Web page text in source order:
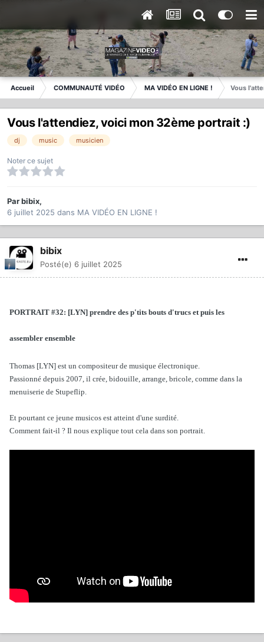
Accueil COMMUNAUTÉ VIDÉO MA VIDÉO EN LIGNE ! Vous
Vous l'attendiez, voici mon 32ème portrait :)
dj music musicien
Noter ce sujet
Parbibix,
6 juillet 2025 dans MA VIDÉO EN LIGNE !
bibix
Posté(e) 6 juillet 2025
PORTRAIT #32: [LYN] prendre des p'tits bouts d'trucs et puis les
assembler ensemble
Thomas [LYN] est un compositeur de musique électronique.
Passionné depuis 2007, il crée, bidouille, arrange, bricole, comme dans la
menuiserie de Stupeflip.
Et pourtant ce jeune musicos est atteint d'une surdité.
Comment fait-il ? Il nous explique tout cela dans son portrait.